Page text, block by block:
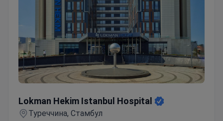
Lokman Hekim Istanbul Hospital
Туреччина, Стамбул